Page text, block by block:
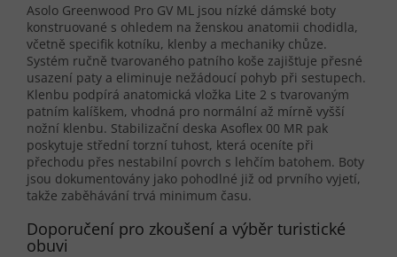
Asolo Greenwood Pro GV ML jsou nízké dámské boty
konstruované s ohledem na ženskou anatomii chodidla,
včetně specifik kotníku, klenby a mechaniky chůze.
Systém ručně tvarovaného patního koše zajišťuje přesné
usazení paty a eliminuje nežádoucí pohyb při sestupech.
Klenbu podpírá anatomická vložka Lite 2 s tvarovaným
patním kalíškem, vhodná pro normální až mírně vyšší
nožní klenbu. Stabilizační deska Asoflex 00 MR pak
poskytuje střední torzní tuhost, která oceníte při
přechodu přes nestabilní povrch s lehčím batohem. Boty
jsou dokumentovány jako pohodlné již od prvního vyjetí,
takže zaběhávání trvá minimum času.
Doporučení pro zkoušení a výběr turistické
obuvi